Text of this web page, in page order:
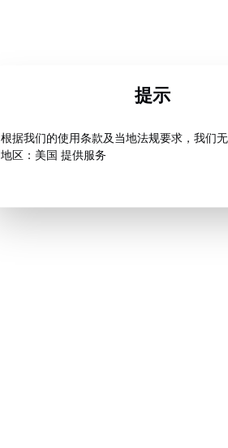
提示
根据我们的使用条款及当地法规要求，我们
地区：美国 提供服务